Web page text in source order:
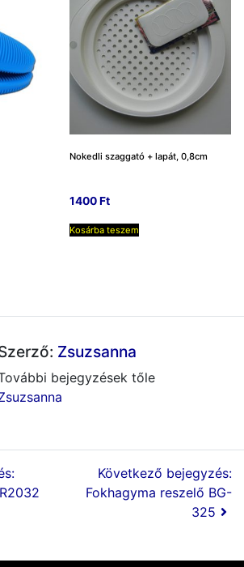
Nokedli szaggató + lapát, 0,8cm
1400Ft
Kosárba teszem
Zsuzsanna
bejegyzések tőle
Következő bejegyzés:
Fokhagyma reszelő BG-
325